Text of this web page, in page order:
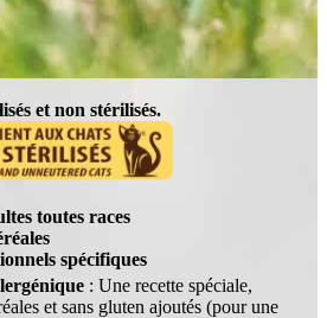
et non stérilisés.
toutes races
spécifiques
: Une recette spéciale,
et sans gluten ajoutés (pour une